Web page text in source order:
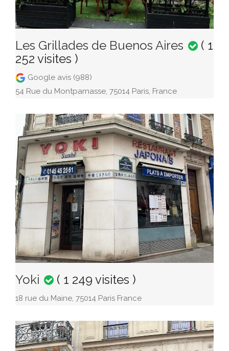
Les Grillades de Buenos Aires
( 1
252 visites )
Google avis (988)
54 Rue du Montparnasse, 75014 Paris, France
Yoki ( 1 249 visites )
18 rue du Maine, 75014 Paris France